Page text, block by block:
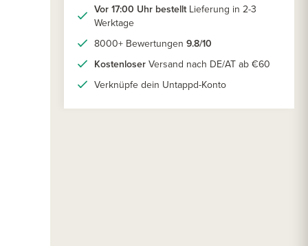
Vor 17:00 Uhr bestelltLieferung in 2-3
Werktage
8000+ Bewertungen 9.8/10
Kostenloser Versand nach DE/AT ab €60
Verknüpfe dein Untappd-Konto